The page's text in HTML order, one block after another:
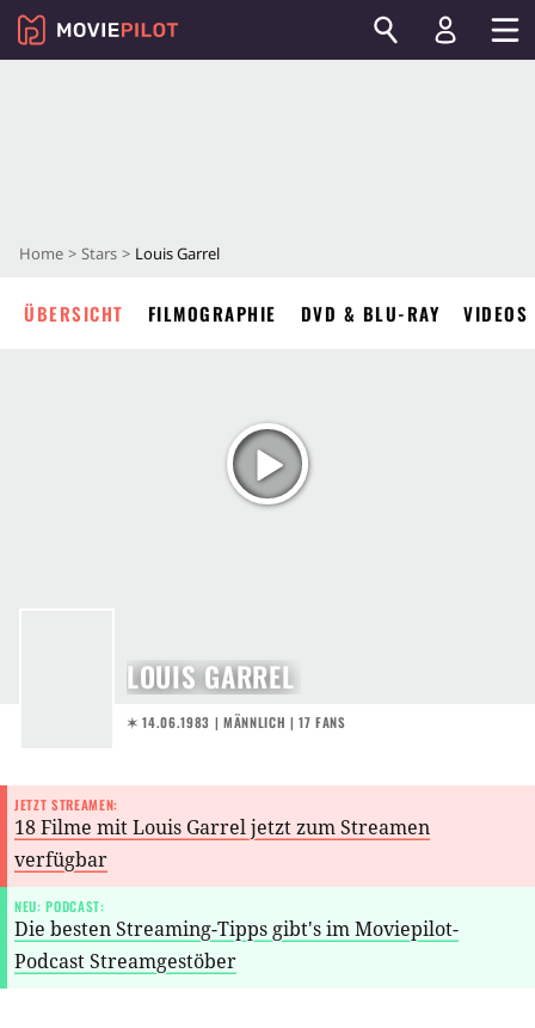
Home Stars Louis Garrel
ÜBERSICHT FILMOGRAPHIE DVD & BLU-RAY VIDEOS
LOUIS GARREL
✶ 14.06.1983 | MÄNNLICH | 17 FANS
JETZT STREAMEN:
18 Filme mit Louis Garrel jetzt zum Streamen
verfügbar
NEU: PODCAST:
Die besten Streaming-Tipps gibt's im Moviepilot-
Podcast Streamgestöber